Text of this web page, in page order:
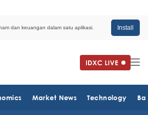
dan keuangan dalam satu aplikasi. Install
Market News Technology